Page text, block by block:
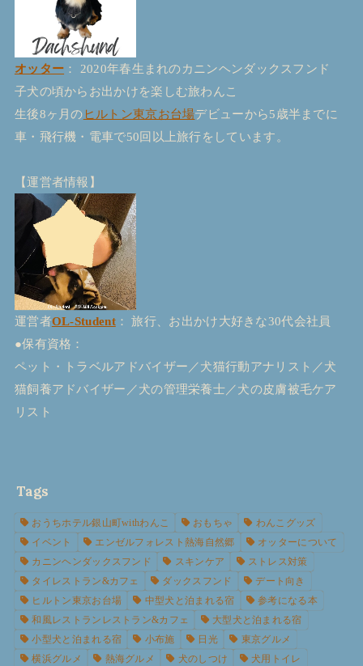
オッター ： 2020年春生まれのカニンヘンダックスフンド
子犬の頃からお出かけを楽しむ旅わんこ
生後8ヶ月の ヒルトン東京お台場デビューから5歳半までに
車・飛行機・電車で50回以上旅行をしています。
【運営者情報】
運営者OL-Student： 旅行、お出かけ大好きな30代会社員
●保有資格：
ペット・トラベルアドバイザー／犬猫行動アナリスト／犬
猫飼養アドバイザー／犬の管理栄養士／犬の皮膚被毛ケア
リスト
Tags
おうちホテル銀山町withわんこ おもちゃ
わんこグッズ
イベント
エンゼルフォレスト熱海自然郷
オッターについて
カニンヘンダックスフンド
スキンケア
ストレス対策
タイレストラン&カフェ
ダックスフンド
デート向き
ヒルトン東京お台場
中型犬と泊まれる宿
参考になる本
和風レストランレストラン&カフェ
大型犬と泊まれる宿
小型犬と泊まれる宿
小布施 日光
東京グルメ
横浜グルメ
熱海グルメ 犬のしつけ
犬用トイレ